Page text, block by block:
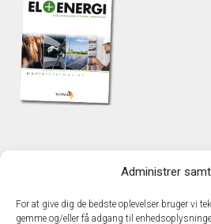
Administrer
For at give dig de bedste oplevelser bruger vi
gemme og/eller få adgang til
TechMedia A/
DK – 2600